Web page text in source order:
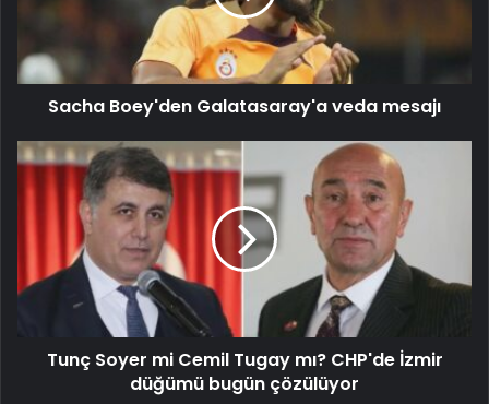
Sacha Boey'den Galatasaray'a veda mesajı
Tunç Soyer mi Cemil Tugay mı? CHP'de İzmir
düğümü bugün çözülüyor